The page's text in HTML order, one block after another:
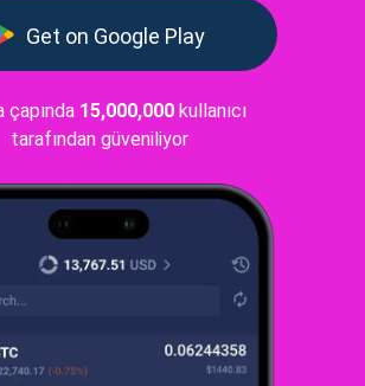
Get on Google Play
çapında 15,000,000kullanıcı
tarafından güveniliyor